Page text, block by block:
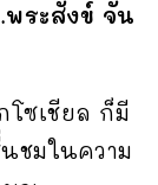
พระสังข์ จัน
ซเชียล ก็มี
ชมในความ